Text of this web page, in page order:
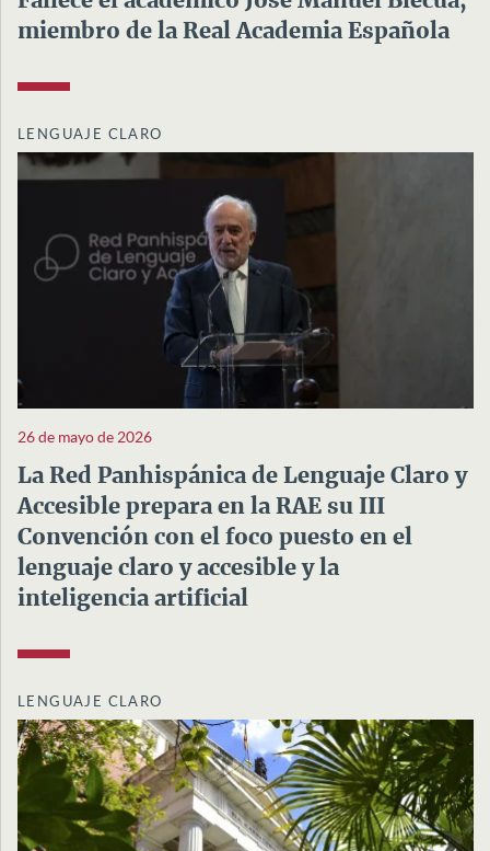
miembro de la Real Academia Española
LENGUAJE CLARO
26 de mayo de 2026
La Red Panhispánica de Lenguaje Claro y
Accesible prepara en la RAE su III
Convención con el foco puesto en el
lenguaje claro y accesible y la
inteligencia artificial
LENGUAJE CLARO